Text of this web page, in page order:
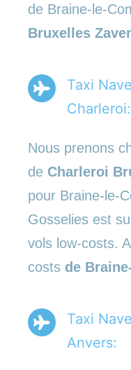
de Braine-le-
Bruxelles
Taxi
Charleroi:
Nous prenons
de Charleroi
pour Braine-le-
Gosselies est
vols low-costs.
costs de
Taxi
Anvers: